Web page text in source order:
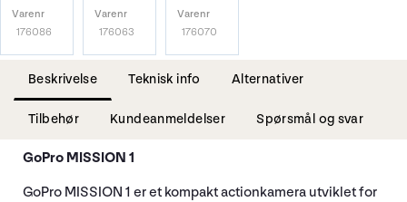
Varenr
176086
Varenr
176063
Varenr
176070
Beskrivelse Teknisk info Alternativer
Tilbehør Kundeanmeldelser Spørsmål og svar
GoPro MISSION 1
GoPro MISSION 1 er et kompakt actionkamera utviklet for